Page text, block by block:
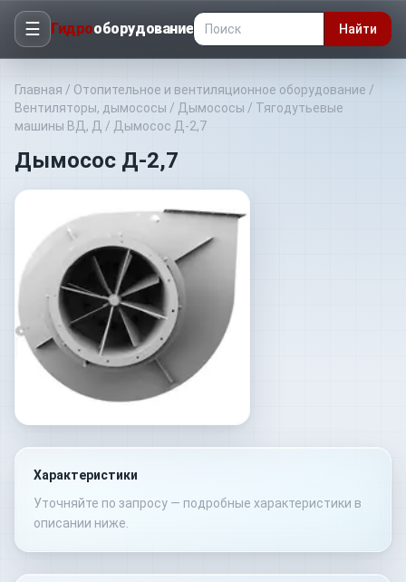
☰ Гидрооборудование Найти
Главная / Отопительное и вентиляционное оборудование /
Вентиляторы, дымососы / Дымососы / Тягодутьевые
машины ВД, Д / Дымосос Д-2,7
Дымосос Д-2,7
Характеристики
Уточняйте по запросу — подробные характеристики в
описании ниже.